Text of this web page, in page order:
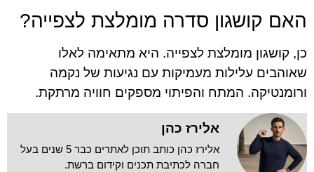
האם קושגון סדרה מומלצת לצפייה?
כן, קושגון מומלצת לצפייה. היא מתאימה לאלו
שאוהבים עלילות מעמיקות עם נגיעות של נקמה
ורומנטיקה. המתח והפיתוי מספקים חוויה מרתקת.
אלירז כהן
אלירז כהן כותב תוכן לאתרים כבר 5 שנים בעל
חברה לכתיבת תכנים וקידום ברשת.